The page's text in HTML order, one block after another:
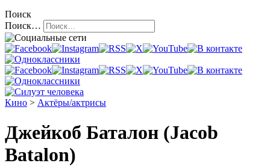
Поиск
Поиск…
Кино > Актёры/актрисы
Джейкоб Баталон (Jacob
Batalon)